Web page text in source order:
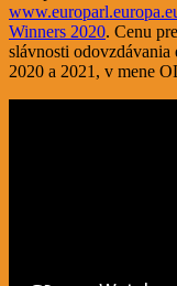
Winners 2020. Cenu
slávnosti
2020 a 2021, v mene